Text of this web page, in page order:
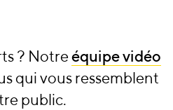
? Notreéquipe vidéo
qui vous ressemblent
public.